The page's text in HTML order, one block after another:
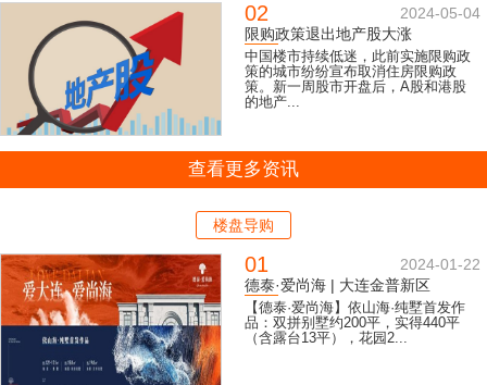
02
2024-05-04
限购政策退出地产股大涨
中国楼市持续低迷，此前实施限购政
策的城市纷纷宣布取消住房限购政
策。新一周股市开盘后，A股和港股
的地产...
查看更多资讯
楼盘导购
01
2024-01-22
德泰·爱尚海 | 大连金普新区
【德泰·爱尚海】依山海·纯墅首发作
品：双拼别墅约200平，实得440平
（含露台13平），花园2...